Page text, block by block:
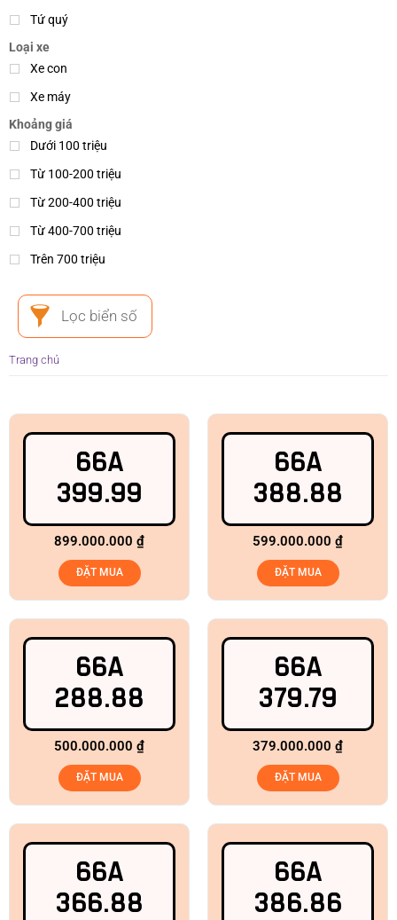
Tứ quý
Loại xe
Xe con
Xe máy
Khoảng giá
Dưới 100 triệu
Từ 100-200 triệu
Từ 200-400 triệu
Từ 400-700 triệu
Trên 700 triệu
Lọc biển số
Trang chủ
66A
399.99
899.000.000 ₫
ĐẶT MUA
66A
388.88
599.000.000 ₫
ĐẶT MUA
66A
288.88
500.000.000 ₫
ĐẶT MUA
66A
379.79
379.000.000 ₫
ĐẶT MUA
66A
366.88
66A
386.86